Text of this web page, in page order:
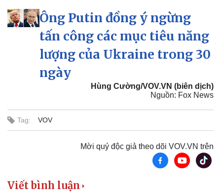
Pháp luật
Vụ án
Quân sự - Quốc phòng
Phân tích
Ông Putin đồng ý ngừng
tấn công các mục tiêu năng
lượng của Ukraine trong 30
ngày
Hùng Cường/VOV.VN (biên dịch)
Nguồn: Fox News
Tag: VOV
Mời quý độc giả theo dõi VOV.VN trên
Viết bình luận